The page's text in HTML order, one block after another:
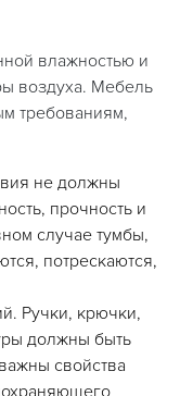
влажностью и
воздуха. Мебель
требованиям,
не должны
прочность и
случае тумбы,
потрескаются,
Ручки, крючки,
должны быть
свойства